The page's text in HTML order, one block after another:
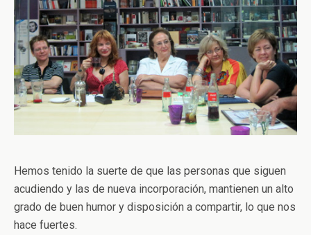
Hemos tenido la suerte de que las personas que siguen
acudiendo y las de nueva incorporación, mantienen un alto
grado de buen humor y disposición a compartir, lo que nos
hace fuertes.